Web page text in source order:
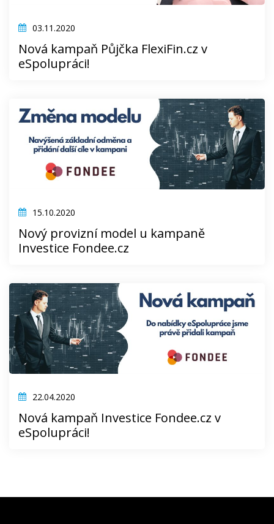
03.11.2020
Nová kampaň Půjčka FlexiFin.cz v
eSpolupráci!
15.10.2020
Nový provizní model u kampaně
Investice Fondee.cz
22.04.2020
Nová kampaň Investice Fondee.cz v
eSpolupráci!